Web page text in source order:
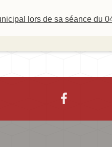
lors de sa séance du